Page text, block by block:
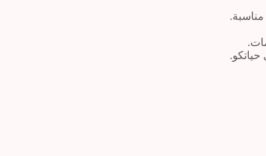
حياتكو.